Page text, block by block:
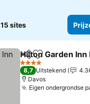
15 sites
DelenToevoegen
Hilton Garden Inn
4 Sterren
8,7 Uitstekend
Davos
Eigen ondergrondse